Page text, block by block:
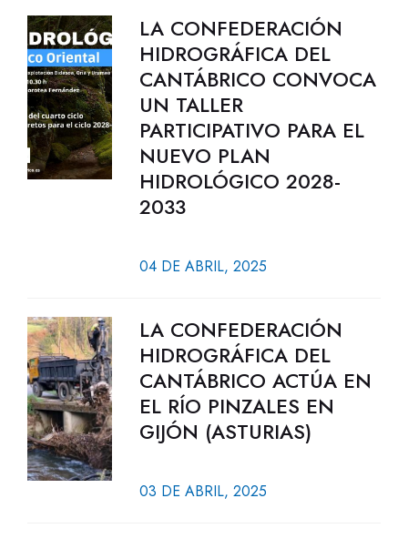
LA CONFEDERACIÓN
HIDROGRÁFICA DEL
CANTÁBRICO CONVOCA
UN TALLER
PARTICIPATIVO PARA EL
NUEVO PLAN
HIDROLÓGICO 2028-
2033
04 DE ABRIL, 2025
LA CONFEDERACIÓN
HIDROGRÁFICA DEL
CANTÁBRICO ACTÚA EN
EL RÍO PINZALES EN
GIJÓN (ASTURIAS)
03 DE ABRIL, 2025